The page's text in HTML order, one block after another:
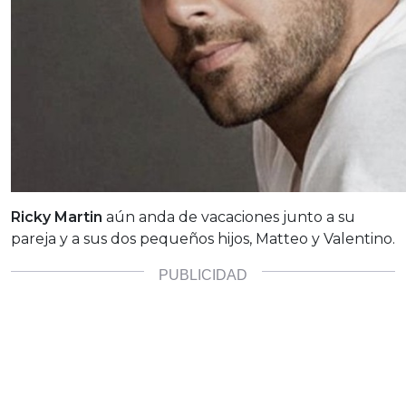
Ricky Martin aún anda de vacaciones junto a su
pareja y a sus dos pequeños hijos, Matteo y Valentino.